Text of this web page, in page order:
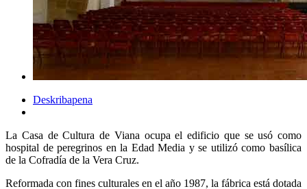
Deskribapena
La Casa de Cultura de Viana ocupa el edificio que se usó como
hospital de peregrinos en la Edad Media y se utilizó como basílica
de la Cofradía de la Vera Cruz.
Reformada con fines culturales en el año 1987, la fábrica está dotada